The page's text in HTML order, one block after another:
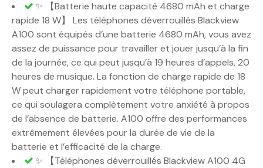
✨ 【Batterie haute capacité 4680 mAh et charge
rapide 18 W】 Les téléphones déverrouillés Blackview
A100 sont équipés d’une batterie 4680 mAh, vous avez
assez de puissance pour travailler et jouer jusqu’à la fin
de la journée, ce qui peut jusqu’à 19 heures d’appels, 20
heures de musique. La fonction de charge rapide de 18
W peut charger rapidement votre téléphone portable,
ce qui soulagera complètement votre anxiété à propos
de l’absence de batterie. A100 offre des performances
extrêmement élevées pour la durée de vie de la
batterie et l’efficacité de la charge.
✨ 【Téléphones déverrouillés Blackview A100 4G